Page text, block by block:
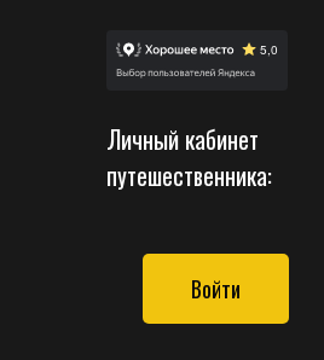
Личный кабинет
путешественника:
Войти